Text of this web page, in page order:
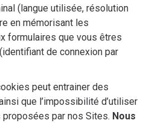
(langue utilisée, résolution
en mémorisant les
formulaires que vous êtres
de connexion par
peut entrainer des
que l’impossibilité d’utiliser
par nos Sites. Nous